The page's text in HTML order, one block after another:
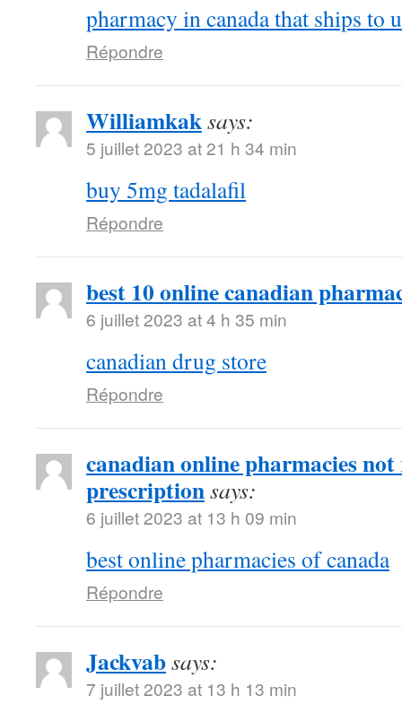
pharmacy in canada that ships to
Répondre
Williamkaksays:
5 juillet 2023 at 21 h 34 min
buy 5mg tadalafil
Répondre
best 10 online canadian
6 juillet 2023 at 4 h 35 min
canadian drug store
Répondre
canadian online pharmacies
prescriptionsays:
6 juillet 2023 at 13 h 09 min
best online pharmacies of canada
Répondre
Jackvabsays:
7 juillet 2023 at 13 h 13 min